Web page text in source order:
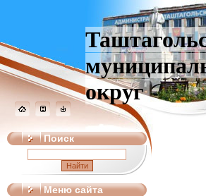
округ
Поиск
Меню сайта